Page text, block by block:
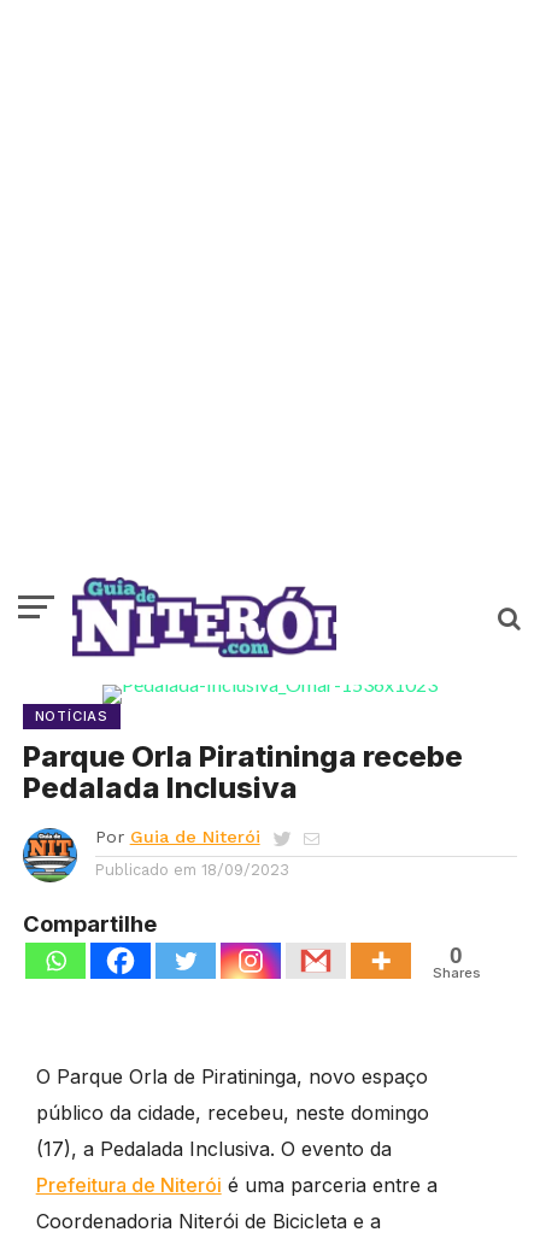
NOTÍCIAS
Parque Orla Piratininga recebe
Pedalada Inclusiva
Por Guia de Niterói
Publicado em 18/09/2023
Compartilhe
0
Shares
O Parque Orla de Piratininga, novo espaço
público da cidade, recebeu, neste domingo
(17), a Pedalada Inclusiva. O evento da
Prefeitura de Niterói é uma parceria entre a
Coordenadoria Niterói de Bicicleta e a